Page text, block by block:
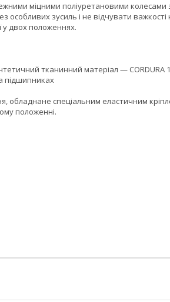
міцними поліуретановими колесами
особливих зусиль і не відчувати
у двох положеннях.
тканинний матеріал — CORDURA
підшипниках
обладнане спеціальним еластичним
положенні.